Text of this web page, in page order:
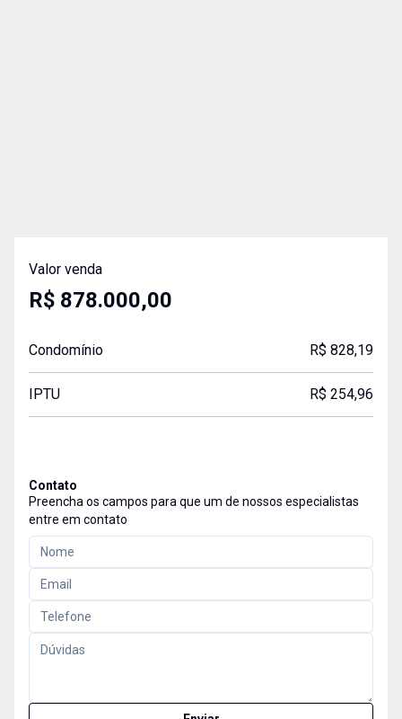
Valor venda
R$ 878.000,00
Condomínio R$ 828,19
IPTU R$ 254,96
Contato
Preencha os campos para que um de nossos especialistas
entre em contato